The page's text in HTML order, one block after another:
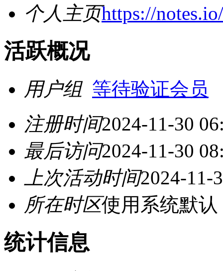
个人主页https://
活跃概况
用户组 等待验证会员
注册时间2024-11-30
最后访问2024-11-30
上次活动时间2024-11-
所在时区使用系统默认
统计信息